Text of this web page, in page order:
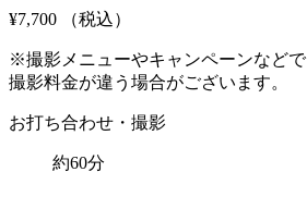
¥7,700 （税込）
※撮影メニューやキャンペーンなどで
撮影料金が違う場合がございます。
お打ち合わせ・撮影
約60分